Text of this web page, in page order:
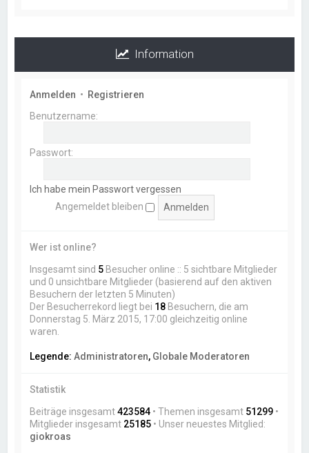
Information
Anmelden • Registrieren
Benutzername:
Passwort:
Ich habe mein Passwort vergessen
Angemeldet bleiben
Wer ist online?
Insgesamt sind 5 Besucher online :: 5 sichtbare Mitglieder
und 0 unsichtbare Mitglieder (basierend auf den aktiven
Besuchern der letzten 5 Minuten)
Der Besucherrekord liegt bei 18 Besuchern, die am
Donnerstag 5. März 2015, 17:00 gleichzeitig online
waren.
Legende:Administratoren, Globale Moderatoren
Statistik
Beiträge insgesamt423584 • Themen insgesamt 51299 •
Mitglieder insgesamt 25185 • Unser neuestes Mitglied:
giokroas